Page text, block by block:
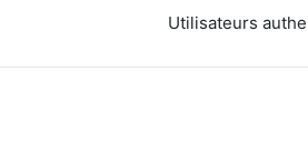
Utilisateurs